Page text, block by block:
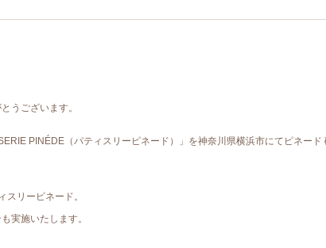
うございます。
PINÉDE（パティスリーピネード）」を神奈川県横浜市にてピネード
リーピネード。
実施いたします。